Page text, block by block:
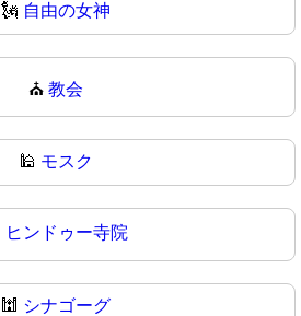
🗽 自由の女神
⛪ 教会
🕌 モスク
ヒンドゥー寺院
🕍 シナゴーグ